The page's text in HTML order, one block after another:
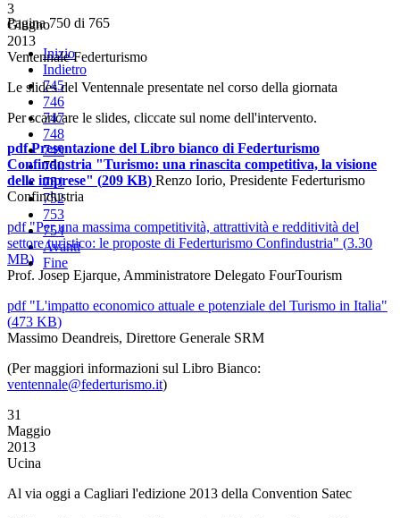
3
Giugno
2013
Ventennale Federturismo
Le slides del Ventennale presentate nel corso della giornata
Per scaricare le slides, cliccate sul nome dell'intervento.
pdfPresentazione del Libro bianco di Federturismo
Confindustria "Turismo: una rinascita competitiva, la visione
delle imprese" (209 KB) Renzo Iorio, Presidente Federturismo
Confindustria
pdf"Per una massima competitività, attrattività e redditività del
settore turistico: le proposte di Federturismo Confindustria" (3.30
MB)
Prof. Josep Ejarque, Amministratore Delegato FourTourism
pdf"L'impatto economico attuale e potenziale del Turismo in Italia"
(473 KB)
Massimo Deandreis, Direttore Generale SRM
(Per maggiori informazioni sul Libro Bianco:
ventennale@federturismo.it)
31
Maggio
2013
Ucina
Al via oggi a Cagliari l'edizione 2013 della Convention Satec
Pagina 750 di 765
Inizio
Indietro
745
746
747
748
749
750
751
752
753
754
Avanti
Fine